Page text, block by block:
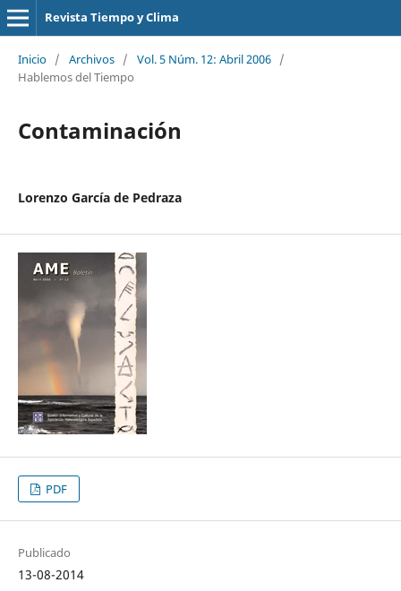
Revista Tiempo y Clima
Inicio / Archivos / Vol. 5 Núm. 12: Abril 2006 /
Hablemos del Tiempo
Contaminación
Lorenzo García de Pedraza
PDF
Publicado
13-08-2014